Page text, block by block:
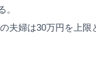
夫婦は30万円を上限